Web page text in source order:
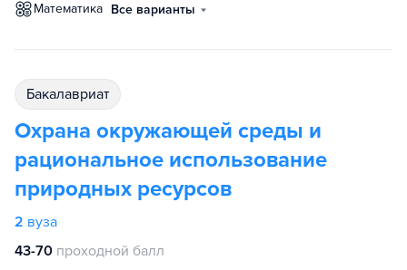
математика Все варианты
бакалавриат
Охрана окружающей среды и
рациональное использование
природных ресурсов
2 вуза
43-70 проходной балл